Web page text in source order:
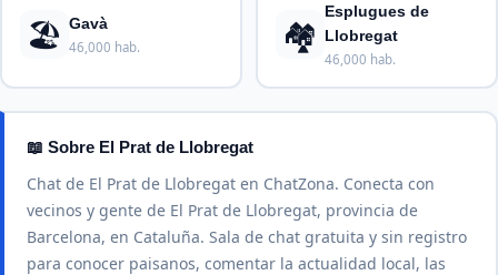
🏖️ Gavà
46,000 hab. 🏘️
Esplugues de
Llobregat
46,000 hab.
📖 Sobre El Prat de Llobregat
Chat de El Prat de Llobregat en ChatZona. Conecta con
vecinos y gente de El Prat de Llobregat, provincia de
Barcelona, en Cataluña. Sala de chat gratuita y sin registro
para conocer paisanos, comentar la actualidad local, las